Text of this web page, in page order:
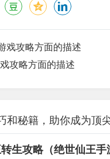
戏攻略方面的描述
攻略方面的描述
和秘籍，助你成为顶
生攻略（绝世仙王手